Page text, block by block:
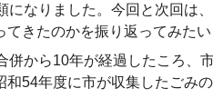
水道局
になりました。今回と次回は
てきたのかを振り返ってみたい
から10年が経過したころ、
和54年度に市が収集したごみ